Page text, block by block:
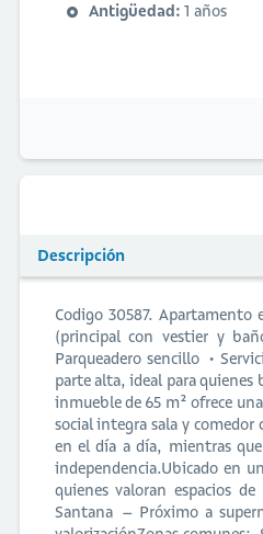
Antigüedad: 1 años
Descripción
Codigo 30587. Apartamento
(principal con vestier y
Parqueadero sencillo •
parte alta, ideal para quienes
inmueble de 65 m² ofrece
social integra sala y
en el día a día, mientras
independencia.Ubicado en
quienes valoran espacios
Santana – Próximo a